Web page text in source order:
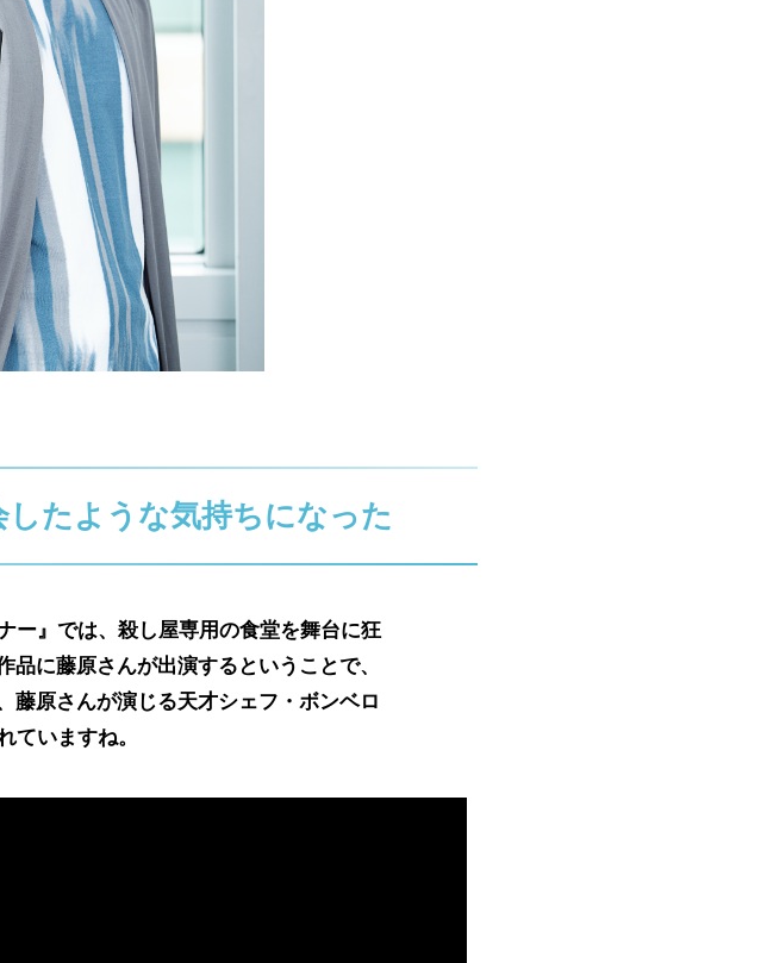
たような気持ちになった
』では、殺し屋専用の食堂を舞台に狂
に藤原さんが出演するということで、
藤原さんが演じる天才シェフ・ボンベロ
ていますね。